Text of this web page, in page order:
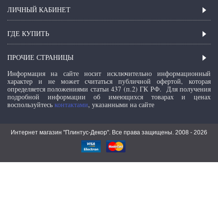
ЛИЧНЫЙ КАБИНЕТ
ГДЕ КУПИТЬ
ПРОЧИЕ СТРАНИЦЫ
Информация на сайте носит исключительно информационный
характер и не может считаться публичной офертой, которая
определяется положениями статьи 437 (п.2) ГК РФ. Для получения
подробной информации об имеющихся товарах и ценах
воспользуйтесь контактами, указанными на сайте
Интернет магазин "Плинтус-Декор". Все права защищены. 2008 - 2026